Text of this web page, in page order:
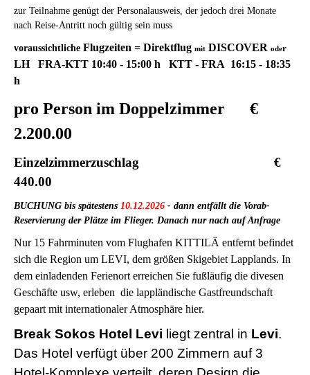
zur Teilnahme genügt der Personalausweis, der jedoch drei Monate
nach Reise-Antritt noch gültig sein muss
voraussichtliche Flugzeiten = Direktflug mit DISCOVER oder
LH FRA-KTT 10:40 - 15:00 h KTT - FRA 16:15 - 18:35
h
pro Person im Doppelzimmer €
2.200.00
Einzelzimmerzuschlag €
440.00
BUCHUNG bis spätestens 10.12.2026 - dann entfällt die Vorab-
Reservierung der Plätze im Flieger. Danach nur nach auf Anfrage
Nur 15 Fahrminuten vom Flughafen KITTILÄ entfernt befindet
sich die Region um LEVI, dem größen Skigebiet Lapplands. In
dem einladenden Ferienort erreichen Sie fußläufig die divesen
Geschäfte usw, erleben die lappländische Gastfreundschaft
gepaart mit internationaler Atmosphäre hier.
Break Sokos Hotel Levi liegt zentral in Levi.
Das Hotel verfügt über 200 Zimmern auf 3